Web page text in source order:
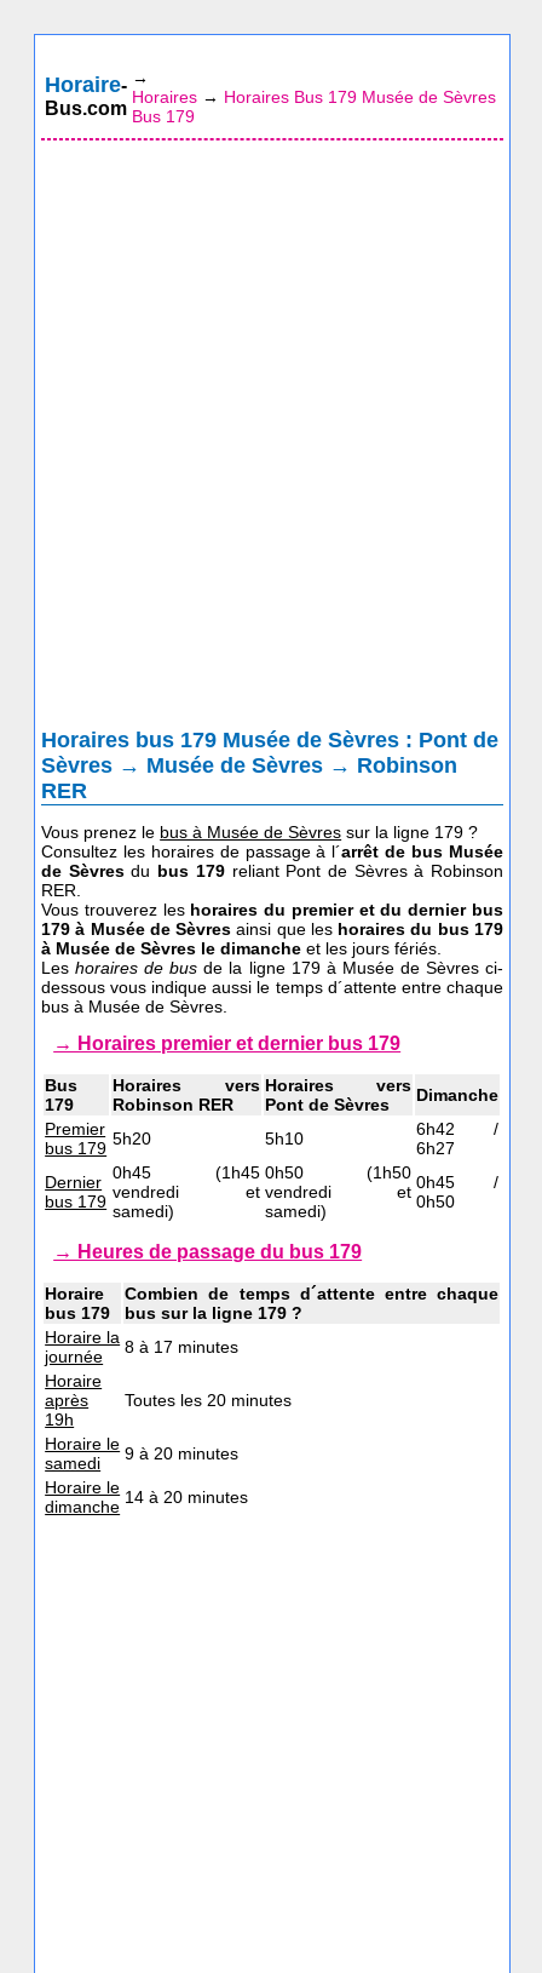
Horaire-
Bus.com
→
Horaires
Bus 179
→ Horaires Bus 179 Musée de Sèvres
Horaires bus 179 Musée de Sèvres : Pont de
Sèvres → Musée de Sèvres → Robinson
RER
Vous prenez le bus à Musée de Sèvres sur la ligne 179 ?
Consultez les horaires de passage à l´arrêt de bus Musée
de Sèvresdu bus 179reliant Pont de Sèvres à Robinson
RER.
Vous trouverez les horaires du premier et du dernier bus
179 à Musée de Sèvres ainsi que les horaires du bus 179
à Musée de Sèvres le dimanche et les jours fériés.
Leshoraires de bus de la ligne 179 à Musée de Sèvres ci-
dessous vous indique aussi le temps d´attente entre chaque
bus à Musée de Sèvres.
→ Horaires premier et dernier bus 179
Bus
179
Horaires vers
Robinson RER
Horaires vers
Pont de Sèvres
Dimanche
Premier
bus 179 5h20 5h10
6h42 /
6h27
Dernier
bus 179
0h45 (1h45
vendredi et
samedi)
0h50 (1h50
vendredi et
samedi)
0h45 /
0h50
→ Heures de passage du bus 179
Horaire
bus 179
Combien de temps d´attente entre chaque
bus sur la ligne 179 ?
Horaire la
journée
8 à 17 minutes
Horaire
après
19h
Toutes les 20 minutes
Horaire le
samedi
9 à 20 minutes
Horaire le
dimanche 14 à 20 minutes